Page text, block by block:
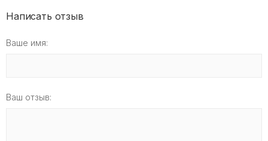
Написать отзыв
Ваше имя:
Ваш отзыв: